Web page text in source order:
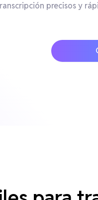
precisos y